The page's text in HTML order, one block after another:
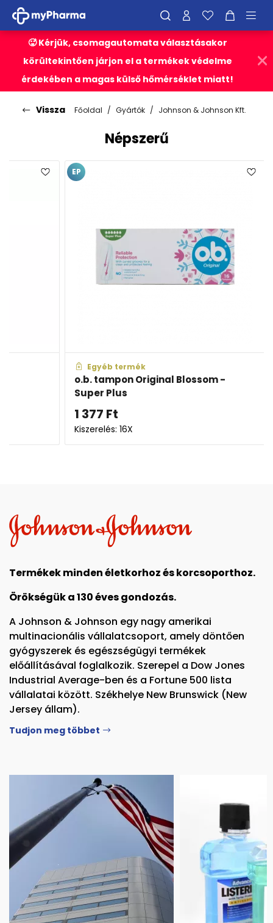
🥵 Kérjük, csomagautomata választásakor
körültekintően járjon el a termékek védelme
érdekében a magas külső hőmérséklet miatt!
Vissza Főoldal Gyártók Johnson & Johnson Kft.
Népszerű
Egyéb termék
o.b. tampon Original Blossom -
Super Plus
Ft
Kiszerelés: 16X
EP EP
Termékek minden életkorhoz és korcsoporthoz.
Örökségük a 130 éves gondozás.
A Johnson & Johnson egy nagy amerikai
multinacionális vállalatcsoport, amely döntően
gyógyszerek és egészségügyi termékek
előállításával foglalkozik. Szerepel a Dow Jones
Industrial Average-ben és a Fortune 500 lista
vállalatai között. Székhelye New Brunswick (New
Jersey állam).
Tudjon meg többet